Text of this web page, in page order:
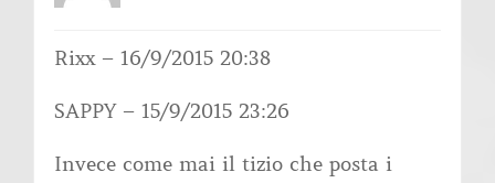
Rixx – 16/9/2015 20:38
SAPPY – 15/9/2015 23:26
Invece come mai il tizio che posta i